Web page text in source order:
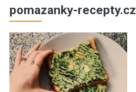
pomazanky-recepty.cz